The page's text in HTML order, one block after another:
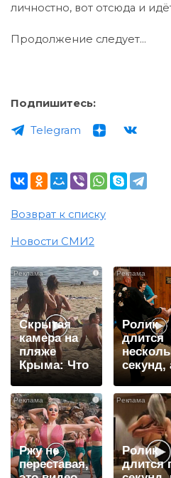
личностно, вот отсюда и
Продолжение следует…
Подпишитесь:
Telegram
Возврат к списку
Новости СМИ2
i
Скрытая
камера на
пляже
Крыма: Что
люди
вытворяют,
когда их не
видят...
Ролик
длится
секунд,
смеяться
вы
долго
i
Ржу не
переставая,
Ролик
длится